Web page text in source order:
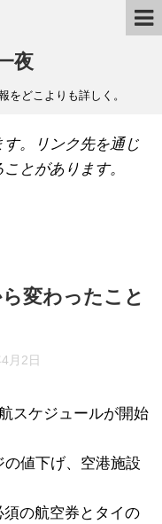
夜
をどこよりも詳しく。
。リンク先を通じ
とがあります。
変わったこと
月2日
スケジュールが開始
値下げ、空港施設
の航空券とタイの